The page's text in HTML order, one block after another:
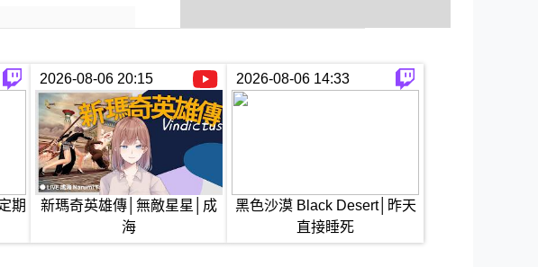
期
2026-08-06 20:15
新瑪奇英雄傳│無敵星星│成
海
2026-08-06 14:33
黑色沙漠 Black Desert│昨天
直接睡死